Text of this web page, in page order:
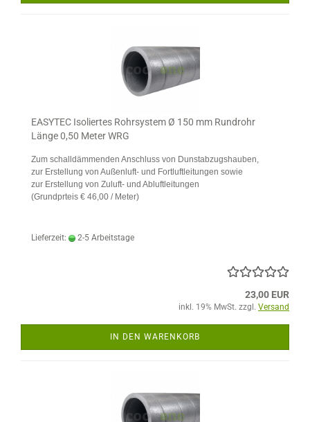
EASYTEC Isoliertes Rohrsystem Ø 150 mm Rundrohr
Länge 0,50 Meter WRG
Zum schalldämmenden Anschluss von Dunstabzugshauben,
zur Erstellung von Außenluft- und Fortluftleitungen sowie
zur Erstellung von Zuluft- und Abluftleitungen
(Grundprteis € 46,00 / Meter)
Lieferzeit: 2-5 Arbeitstage
23,00 EUR
inkl. 19% MwSt. zzgl. Versand
IN DEN WARENKORB